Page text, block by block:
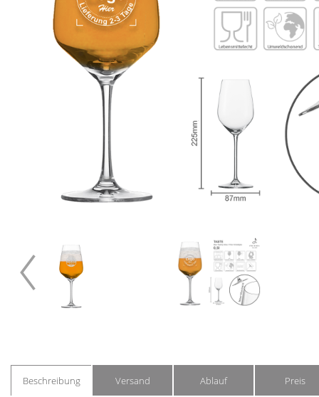
Beschreibung Versand Ablauf Preis